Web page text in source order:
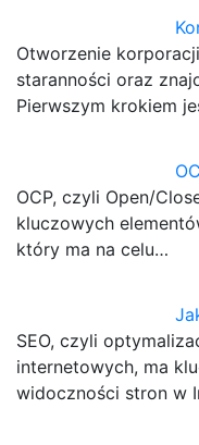
Otworzenie
staranności oraz
Pierwszym krokiem
OCP, czyli Open/
kluczowych
który ma na celu…
SEO, czyli
internetowych, ma
widoczności stron w